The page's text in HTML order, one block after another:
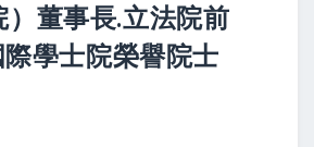
）董事長.立法院前
學士院榮譽院士